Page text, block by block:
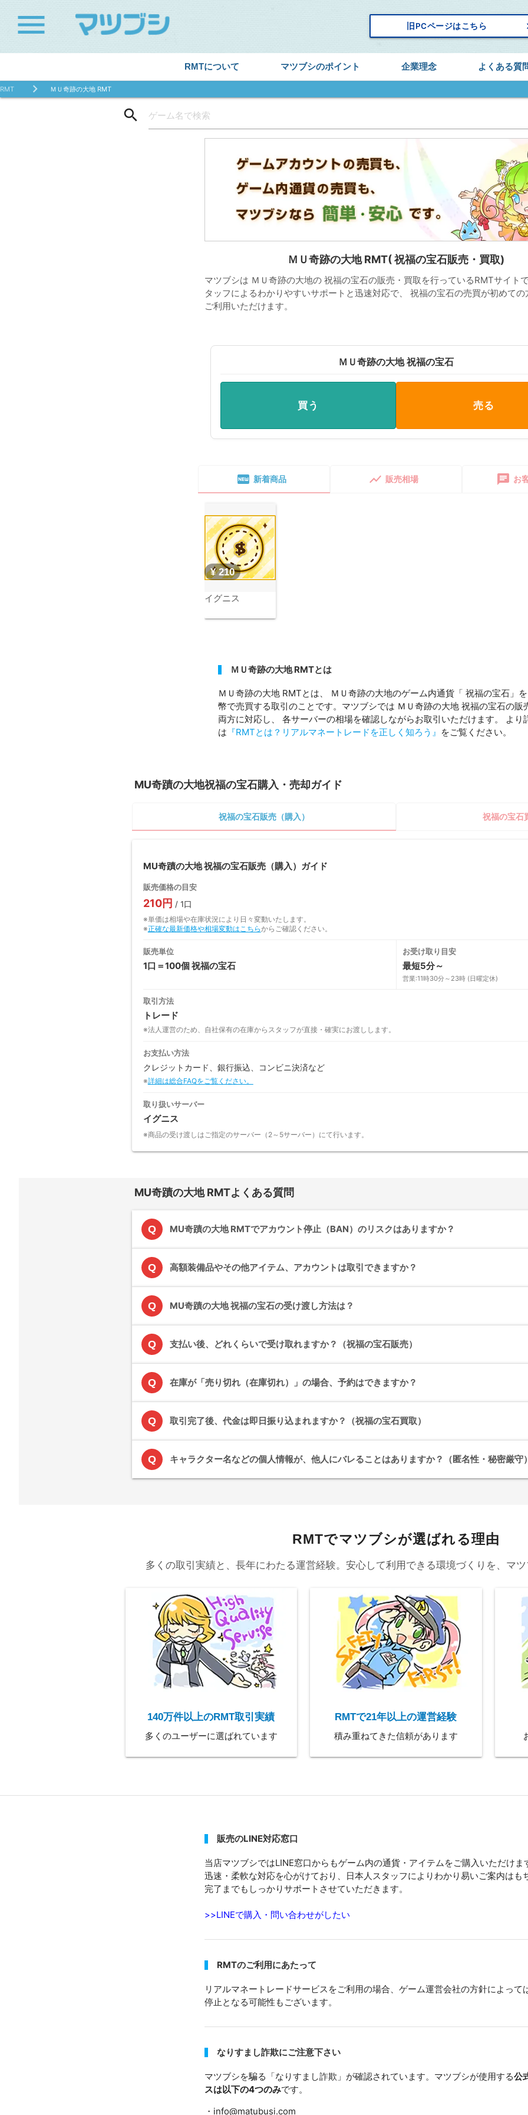
menu 旧PCページはこちら
RMTについて マツブシのポイント 企業理念 よくある質
RMT ＭＵ奇跡の大地 RMT
search
ＭＵ奇跡の大地 RMT( 祝福の宝石販売・買取)
マツブシは ＭＵ奇跡の大地の 祝福の宝石の販売・買取を行っているRMTサイト
タッフによるわかりやすいサポートと迅速対応で、 祝福の宝石の売買が初めての
ご利用いただけます。
ＭＵ奇跡の大地 祝福の宝石
買う 売る
fiber_new 新着商品 show_chart 販売相場 chat お
¥ 210
イグニス
ＭＵ奇跡の大地 RMTとは
ＭＵ奇跡の大地 RMTとは、 ＭＵ奇跡の大地のゲーム内通貨「 祝福の宝石」
幣で売買する取引のことです。マツブシでは ＭＵ奇跡の大地 祝福の宝石の販
両方に対応し、 各サーバーの相場を確認しながらお取引いただけます。 より
は 『RMTとは？リアルマネートレードを正しく知ろう』 をご覧ください。
MU奇蹟の大地祝福の宝石購入・売却ガイド
祝福の宝石販売（購入） 祝福の宝石
MU奇蹟の大地 祝福の宝石販売（購入）ガイド
販売価格の目安
210円 / 1口
※単価は相場や在庫状況により日々変動いたします。
※正確な最新価格や相場変動はこちらからご確認ください。
販売単位
1口＝100個 祝福の宝石
お受け取り目安
最短5分～
営業:11時30分～23時 (日曜定休)
取引方法
トレード
※法人運営のため、自社保有の在庫からスタッフが直接・確実にお渡しします。
お支払い方法
クレジットカード、銀行振込、コンビニ決済など
※詳細は総合FAQをご覧ください。
取り扱いサーバー
イグニス
※商品の受け渡しはご指定のサーバー（2～5サーバー）にて行います。
MU奇蹟の大地 RMTよくある質問
Q MU奇蹟の大地 RMTでアカウント停止（BAN）のリスクはありますか？
Q 高額装備品やその他アイテム、アカウントは取引できますか？
Q MU奇蹟の大地 祝福の宝石の受け渡し方法は？
Q 支払い後、どれくらいで受け取れますか？（祝福の宝石販売）
Q 在庫が「売り切れ（在庫切れ）」の場合、予約はできますか？
Q 取引完了後、代金は即日振り込まれますか？（祝福の宝石買取）
Q キャラクター名などの個人情報が、他人にバレることはありますか？（匿名性・秘密厳守）
RMTでマツブシが選ばれる理由
多くの取引実績と、長年にわたる運営経験。安心して利用できる環境づくりを、マツ
140万件以上のRMT取引実績
多くのユーザーに選ばれています
RMTで21年以上の運営経験
積み重ねてきた信頼があります
販売のLINE対応窓口
当店マツブシではLINE窓口からもゲーム内の通貨・アイテムをご購入いただけま
迅速・柔軟な対応を心がけており、日本人スタッフによりわかり易いご案内はも
完了までもしっかりサポートさせていただきます。
>>LINEで購入・問い合わせがしたい
RMTのご利用にあたって
リアルマネートレードサービスをご利用の場合、ゲーム運営会社の方針によって
停止となる可能性もございます。
なりすまし詐欺にご注意下さい
マツブシを騙る「なりすまし詐欺」が確認されています。マツブシが使用する公
スは以下の4つのみです。
・info@matubusi.com